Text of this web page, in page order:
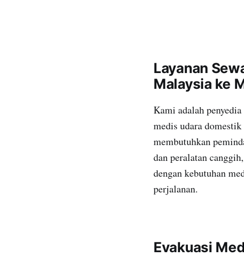
Layanan
Malaysia ke
Kami adalah
medis udara
membutuhkan
dan peralatan
dengan kebutuhan
perjalanan.
Evakuasi